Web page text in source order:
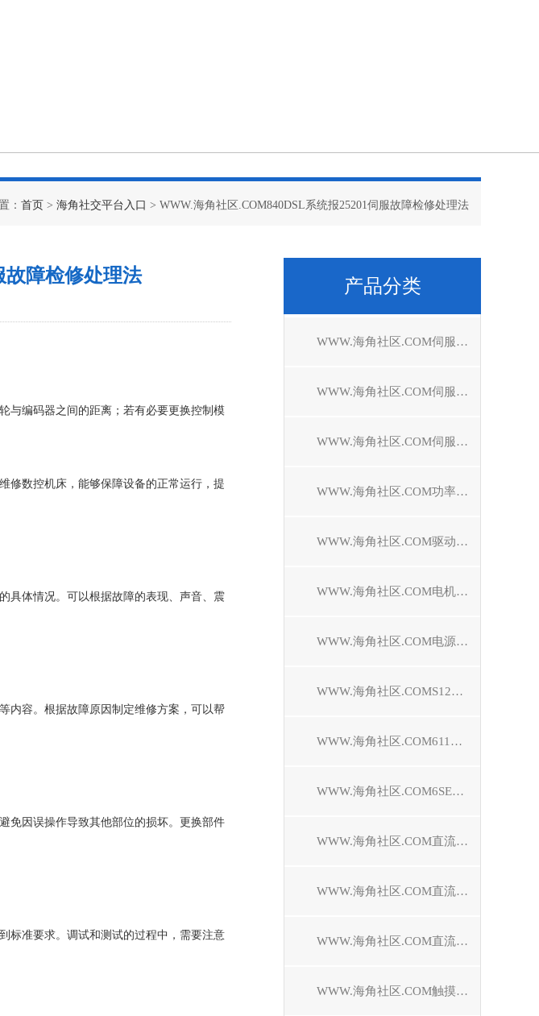
： 首页 > 海角社交平台入口 > WWW.海角社区.COM840DSL系统报25201伺服故障检修处理法
故障检修处理法
轮与编码器之间的距离；若有必要更换控制模
数控机床，能够保障设备的正常运行，提
况。可以根据故障的表现、声音、震
容。根据故障原因制定维修方案，可以帮
避免因误操作导致其他部位的损坏。更换部件
要求。调试和测试的过程中，需要注意
产品分类
WWW.海角社区.COM伺服驱动器维修
WWW.海角社区.COM伺服控制器维修
WWW.海角社区.COM伺服电机维修
WWW.海角社区.COM功率模块维修
WWW.海角社区.COM驱动模块维修
WWW.海角社区.COM电机模块维修
WWW.海角社区.COM电源模块维修
WWW.海角社区.COMS120驱动器维修
WWW.海角社区.COM611驱动器维修
WWW.海角社区.COM6SE70驱动器维修
WWW.海角社区.COM直流调速装置维修
WWW.海角社区.COM直流控制器维修
WWW.海角社区.COM直流驱动器维修
WWW.海角社区.COM触摸屏维修